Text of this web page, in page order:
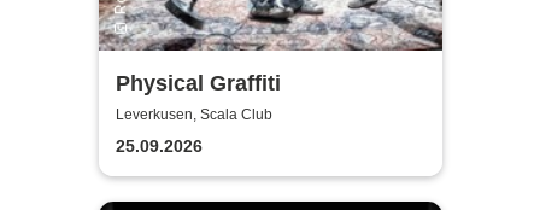
Physical Graffiti
Leverkusen, Scala Club
25.09.2026